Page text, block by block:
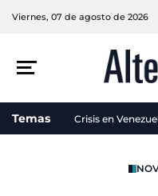
Viernes, 07 de agosto de 2026
Temas Crisis en